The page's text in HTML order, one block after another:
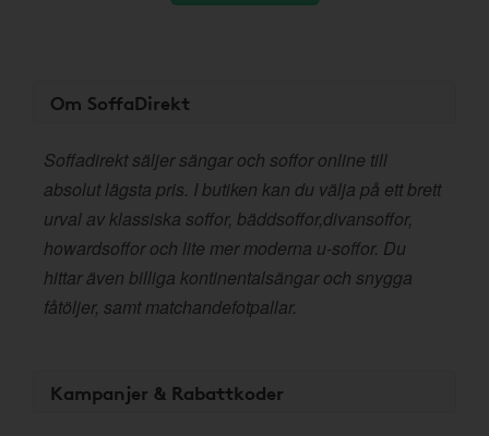
Om SoffaDirekt
Soffadirekt säljer sängar och soffor online till
absolut lägsta pris. I butiken kan du välja på ett brett
urval av klassiska soffor, bäddsoffor,divansoffor,
howardsoffor och lite mer moderna u-soffor. Du
hittar även billiga kontinentalsängar och snygga
fåtöljer, samt matchandefotpallar.
Kampanjer & Rabattkoder